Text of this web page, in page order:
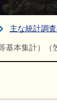
主な統計調
本集計）（